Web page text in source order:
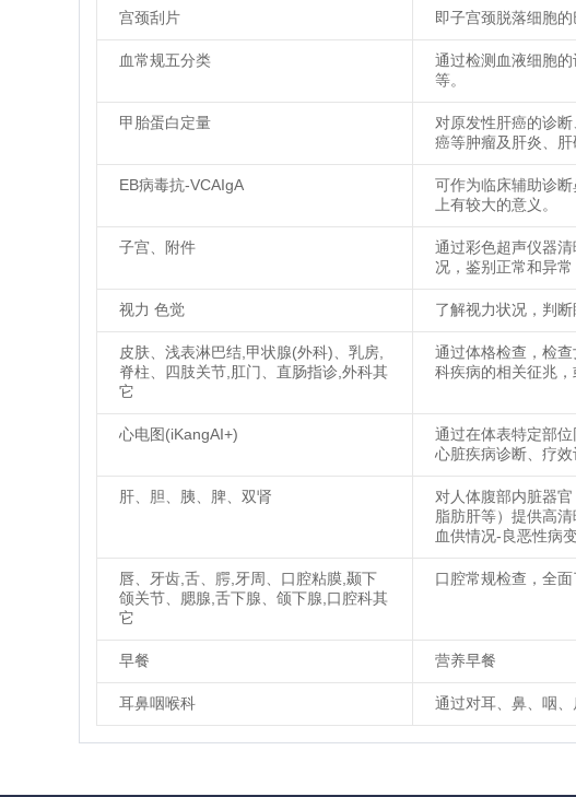
宫颈刮片 即子宫颈脱落细胞
血常规五分类
通过检测血液细胞
等。
甲胎蛋白定量
对原发性肝癌的诊
癌等肿瘤及肝炎、肝
EB病毒抗-VCAIgA
可作为临床辅助诊
上有较大的意义。
子宫、附件
通过彩色超声仪器
况，鉴别正常和异常
视力 色觉 了解视力状况，判断
皮肤、浅表淋巴结,甲状腺(外科)、乳房,
脊柱、四肢关节,肛门、直肠指诊,外科其
它
通过体格检查，检
科疾病的相关征兆，
心电图(iKangAI+)
通过在体表特定部
心脏疾病诊断、疗效
肝、胆、胰、脾、双肾
对人体腹部内脏器
脂肪肝等）提供高
血供情况-良恶性病
唇、牙齿,舌、腭,牙周、口腔粘膜,颞下
颌关节、腮腺,舌下腺、颌下腺,口腔科其
它
口腔常规检查，全
早餐 营养早餐
耳鼻咽喉科 通过对耳、鼻、咽、